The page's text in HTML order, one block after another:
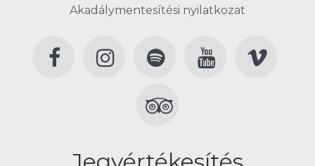
Akadálymentesítési nyilatkozat